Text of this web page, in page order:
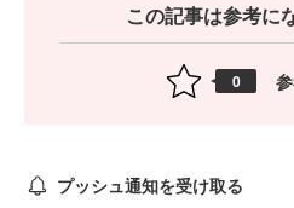
この記事は参考に
0
プッシュ通知を受け取る